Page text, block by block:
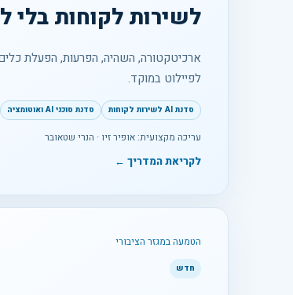
לשירות לקוחות בלי
לפיילוט במוקד.
סדנת AI לשירות לקוחות סדנת סוכני AI ואוטומציה
עריכה מקצועית: אופיר זיו · הנרי שטאובר
לקריאת המדריך ←
הטמעה במגזר הציבורי
חדש